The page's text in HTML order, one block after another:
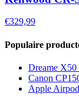
€329,99
Populaire
Dreame X50
Canon
Apple